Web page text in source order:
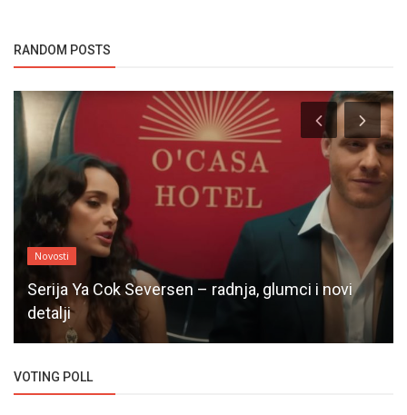
RANDOM POSTS
Novosti
Serija Ya Cok Seversen – radnja, glumci i novi
detalji
VOTING POLL